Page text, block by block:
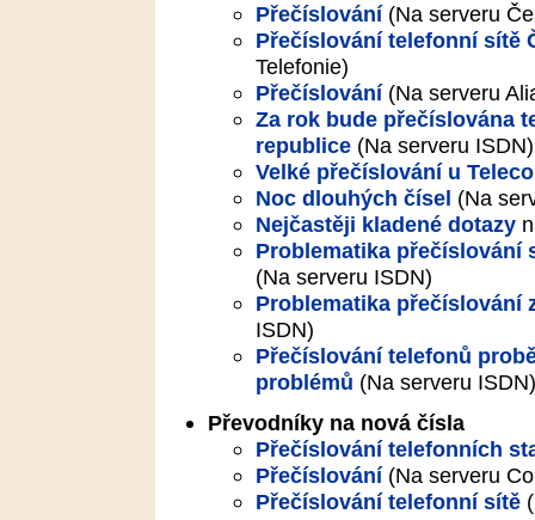
Přečíslování(Na serveru
Přečíslování telefonní sítě
Telefonie)
Přečíslování(Na serveru
Za rok bude přečíslována
republice (Na serveru ISDN)
Velké přečíslování u
Noc dlouhých čísel (Na
Nejčastěji kladené dotazy
Problematika přečíslování
(Na serveru ISDN)
Problematika přečíslování
ISDN)
Přečíslování telefonů
problémů (Na serveru ISDN)
Převodníky na nová čísla
Přečíslování telefonních
Přečíslování(Na serveru
Přečíslování telefonní sítě